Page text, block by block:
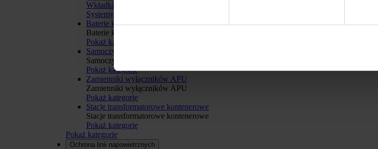
Wkładki bezpiecznikowe
Systemy szyn zbiorczych APASYS 60 mm
Baterie kondensatorów BK
Baterie kondensatorów BK
Pokaż kategorię
Samoczynne Załączanie Rezerwy SZR
Samoczynne Załączanie Rezerwy SZR
Pokaż kategorię
Zamienniki wyłączników APU
Zamienniki wyłączników APU
Pokaż kategorię
Stacje transformatorowe kontenerowe
Stacje transformatorowe kontenerowe
Pokaż kategorię
Pokaż kategorię
Ochrona linii napowietrznych